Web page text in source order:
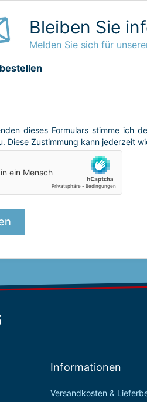
Bleiben Sie
Melden Sie sich für
Informationen
Versandkosten &